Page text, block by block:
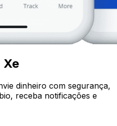
Xe
dinheiro com segurança,
receba notificações e